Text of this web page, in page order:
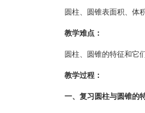
圆柱、圆锥表面积、体
教学难点：
圆柱、圆锥的特征和它
教学过程：
一、复习圆柱与圆锥的